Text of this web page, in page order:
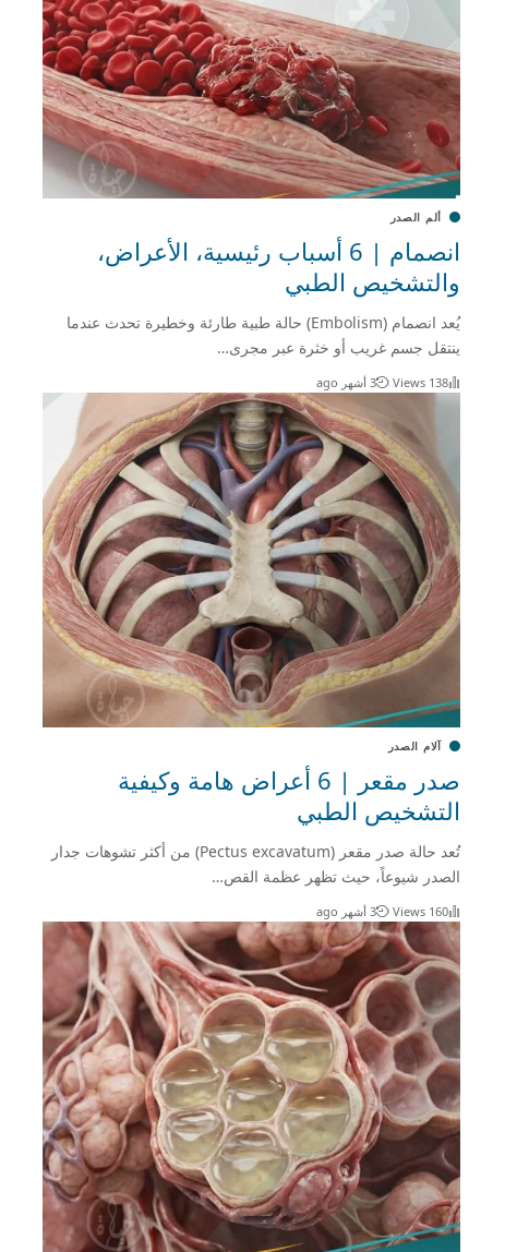
ألم الصدر
انصمام | 6 أسباب رئيسية، الأعراض،
والتشخيص الطبي
يُعد انصمام (Embolism) حالة طبية طارئة وخطيرة تحدث عندما
ينتقل جسم غريب أو خثرة عبر مجرى…
138 Views 3 أشهر ago
آلام الصدر
صدر مقعر | 6 أعراض هامة وكيفية
التشخيص الطبي
تُعد حالة صدر مقعر (Pectus excavatum) من أكثر تشوهات جدار
الصدر شيوعاً، حيث تظهر عظمة القص…
160 Views 3 أشهر ago